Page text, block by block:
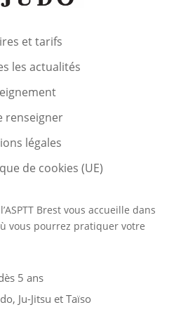
et tarifs
les actualités
renseigner
légales
de cookies (UE)
Brest vous accueille dans
vous pourrez pratiquer votre
5 ans
Ju-Jitsu et Taïso